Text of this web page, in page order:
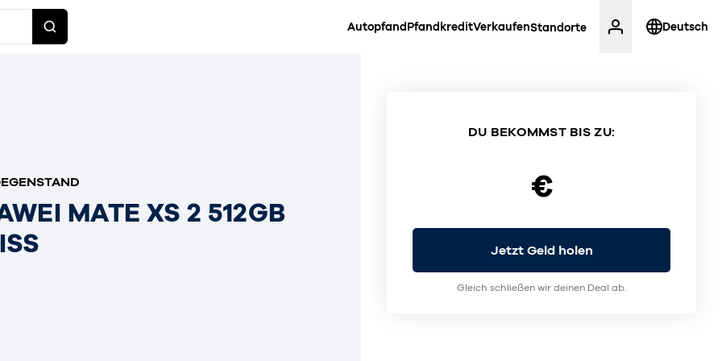
AutopfandPfandkreditVerkaufenStandorte Deutsch
MATE XS 2 512GB
DU BEKOMMST BIS ZU:
€
Jetzt Geld holen
Gleich schließen wir deinen Deal ab.